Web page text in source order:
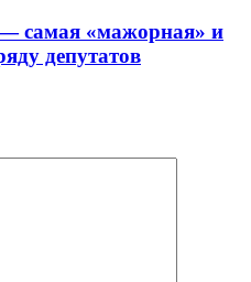
самая «мажорная» и
депутатов